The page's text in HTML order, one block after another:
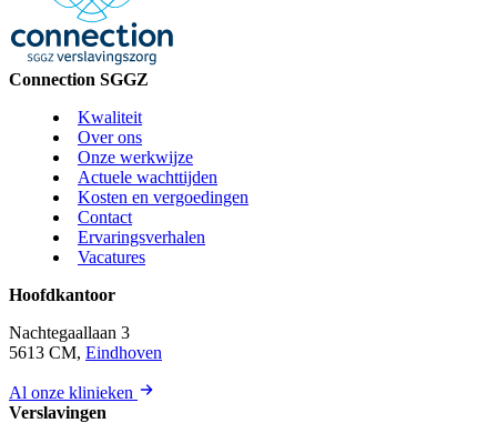
Connection SGGZ
Kwaliteit
Over ons
Onze werkwijze
Actuele wachttijden
Kosten en vergoedingen
Contact
Ervaringsverhalen
Vacatures
Hoofdkantoor
Nachtegaallaan 3
5613 CM, Eindhoven
Al onze klinieken
Verslavingen